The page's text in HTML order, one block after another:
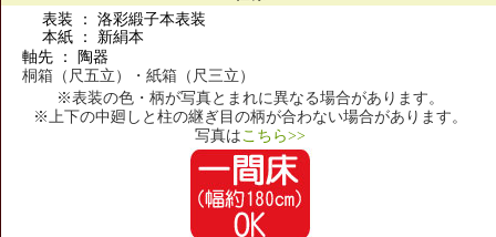
表装 ： 洛彩緞子本表装
本紙 ： 新絹本
軸先 ： 陶器
桐箱（尺五立）・紙箱（尺三立）
※表装の色・柄が写真とまれに異なる場合があります。
※上下の中廻しと柱の継ぎ目の柄が合わない場合があります。
写真はこちら>>